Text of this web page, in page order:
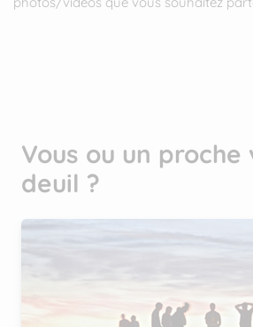
Vous ou un proche
deuil ?